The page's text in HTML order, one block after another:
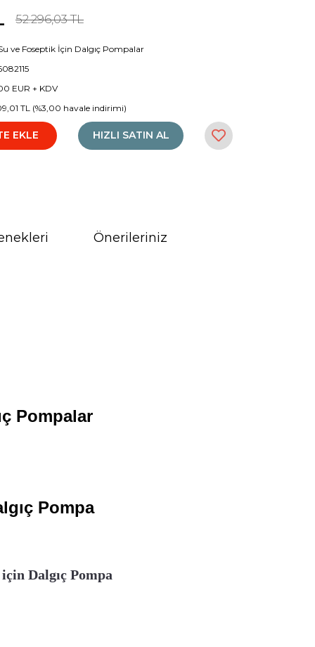
52.296,03 TL
ve Foseptik İçin Dalgıç Pompalar
EUR + KDV
TL (%3,00 havale indirimi)
EKLE HIZLI SATIN AL
Önerileriniz
Pompalar
Pompa
Dalgıç Pompa